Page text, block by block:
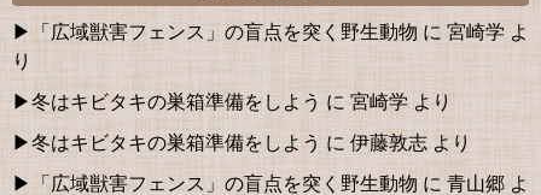
「広域獣害フェンス」の盲点を突く野生動物 に 宮崎学 よ
り
冬はキビタキの巣箱準備をしよう に 宮崎学 より
冬はキビタキの巣箱準備をしよう に 伊藤敦志 より
「広域獣害フェンス」の盲点を突く野生動物 に 青山郷 よ